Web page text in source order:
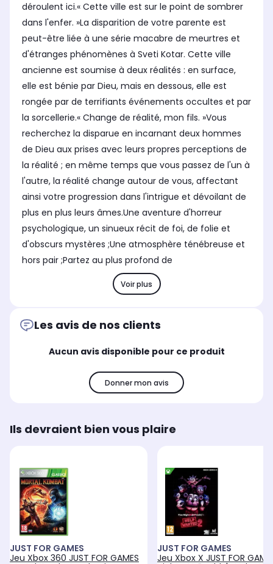
déroulent ici.« Cette ville est sur le point de sombrer
dans l'enfer. »La disparition de votre parente est
peut-être liée à une série macabre de meurtres et
d'étranges phénomènes à Sveti Kotar. Cette ville
ancienne est soumise à deux réalités : en surface,
elle est bénie par Dieu, mais en dessous, elle est
rongée par de terrifiants événements occultes et par
la sorcellerie.« Change de réalité, mon fils. »Vous
recherchez la disparue en incarnant deux hommes
de Dieu aux prises avec leurs propres perceptions de
la réalité ; en même temps que vous passez de l'un à
l'autre, la réalité change autour de vous, affectant
ainsi votre progression dans l'intrigue et dévoilant de
plus en plus leurs âmes.Une aventure d'horreur
psychologique, un sinueux récit de foi, de folie et
d'obscurs mystères ;Une atmosphère ténébreuse et
hors pair ;Partez au plus profond de
Voir plus
Les avis de nos clients
Aucun avis disponible pour ce produit
Donner mon avis
Ils devraient bien vous plaire
JUST FOR GAMES
Jeu Xbox 360 JUST FOR GAMES
JUST FOR GAMES
Jeu Xbox X JUST FOR